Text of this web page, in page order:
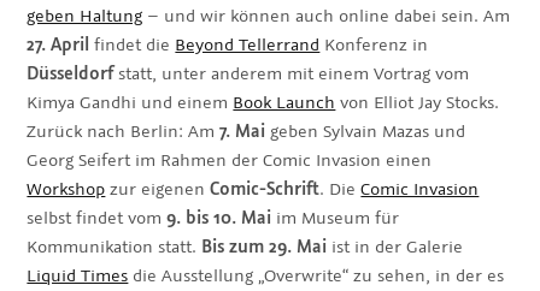
geben Haltung – und wir können auch online dabei sein. Am
27. April findet die Beyond Tellerrand Konferenz in
Düsseldorfstatt, unter anderem mit einem Vortrag vom
Kimya Gandhi und einem Book Launch von Elliot Jay Stocks.
Zurück nach Berlin: Am7. Mai geben Sylvain Mazas und
Georg Seifert im Rahmen der Comic Invasion einen
Workshop zur eigenenComic-Schrift. DieComic Invasion
selbst findet vom9. bis 10. Mai im Museum für
Kommunikation statt. Bis zum 29. Mai ist in der Galerie
Liquid Times die Ausstellung „Overwrite“ zu sehen, in der es